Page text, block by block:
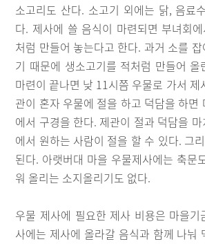
소고리도 산다. 소고기 외에는 닭, 음료
다. 제사에 쓸 음식이 마련되면 부녀회
처럼 만들어 놓는다고 한다. 과거 소를
기 때문에 생소고기를 적처럼 만들어 올
마련이 끝나면 낮 11시쯤 우물로 가서 제
관이 혼자 우물에 절을 하고 덕담을 하면
에서 구경을 한다. 제관이 절과 덕담을
에서 원하는 사람이 절을 할 수 있다. 그
된다. 아랫버대 마을 우물제사에는 축문
워 올리는 소지올리기도 없다.
우물 제사에 필요한 제사 비용은 마을기
사에는 제사에 올라갈 음식과 함께 나눠